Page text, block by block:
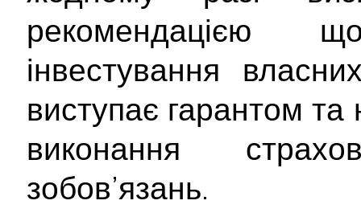
рекомендацією
інвестування
виступає гарантом та
виконання
зобов’язань.